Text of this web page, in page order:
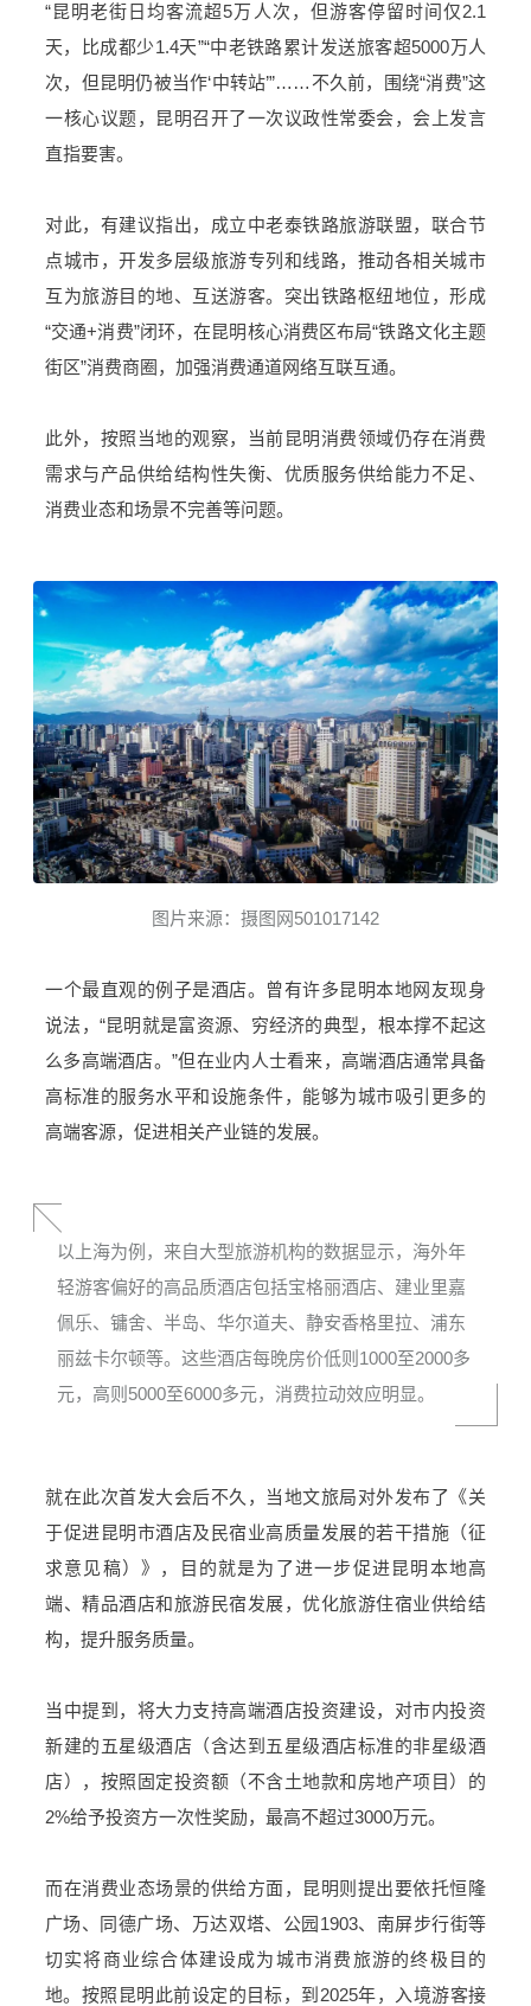
“昆明老街 日均客流超5万人次，但游客停留时间仅2.1
天，比成都少1.4天”“中老铁路累计发送旅客超5000万人
次，但昆明仍被当作‘中转站’”……不久前，围绕“消费”这
一核心议题，昆明召开了一次议政性常委会，会上发言
直指要害。
对此，有建议指出，成立中老泰铁路旅游联盟，联合节
点城市，开发多层级旅游专列和线路，推动各相关城市
互为旅游目的地、互送游客。突出铁路枢纽地位，形成
“交通+消费”闭环，在昆明核心消费区布局“铁路文化主题
街区”消费商圈，加强消费通道网络互联互通。
此外，按照当地的观察，当前昆明消费领域仍存在消费
需求与产品供给结构性失衡、优质服务供给能力不足、
消费业态和场景不完善等问题。
图片来源：摄图网501017142
一个最直观的例子是酒店。曾有许多昆明本地网友现身
说法，“昆明就是富资源、穷经济的典型，根本撑不起这
么多高端酒店。”但在业内人士看来，高端酒店通常具备
高标准的服务水平和设施条件，能够为城市吸引更多的
高端客源，促进相关产业链的发展。
以上海为例，来自大型旅游机构的数据显示，海外年
轻游客偏好的高品质酒店包括宝格丽酒店、建业里嘉
佩乐、镛舍、半岛、华尔道夫、静安香格里拉、浦东
丽兹卡尔顿等。这些酒店每晚房价低则1000至2000多
元，高则5000至6000多元，消费拉动效应明显。
就在此次首发大会后不久，当地文旅局对外发布了《关
于促进昆明市酒店及民宿业高质量发展的若干措施（征
求意见稿）》，目的就是为了进一步促进昆明本地高
端、精品酒店和旅游民宿发展，优化旅游住宿业供给结
构，提升服务质量。
当中提到，将大力支持高端酒店投资建设，对市内投资
新建的五星级酒店（含达到五星级酒店标准的非星级酒
店），按照固定投资额（不含土地款和房地产项目）的
2%给予投资方一次性奖励，最高不超过3000万元。
而在消费业态场景的供给方面，昆明则提出要依托恒隆
广场、同德广场、万达双塔、公园1903、南屏步行街等
切实将商业综合体建设成为城市消费旅游的终极目的
地。按照昆明此前设定的目标，到2025年，入境游客接